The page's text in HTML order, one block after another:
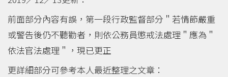
前面部分內容有誤，第一段行政監督部分＂若情節嚴重
或警告後仍不聽勸者，則依公務員懲戒法處理＂應為＂
依法官法處理＂，現已更正
更詳細部分可參考本人最近整理之文章：